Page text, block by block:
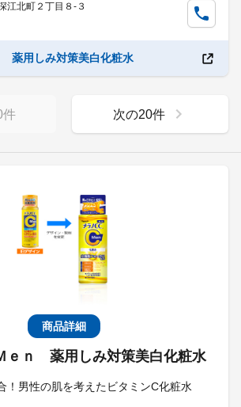
商品詳細
ｅｎ 薬用しみ対策美白化粧水
！男性の肌を考えたビタミンC化粧水
江北町２丁目８-３
薬用しみ対策美白化粧水
件 次の20件